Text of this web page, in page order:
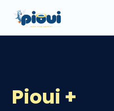
Pioui +